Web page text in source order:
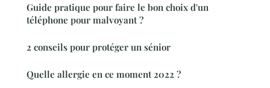
Guide pratique pour faire le bon choix d'un
téléphone pour malvoyant ?
2 conseils pour protéger un sénior
Quelle allergie en ce moment 2022 ?